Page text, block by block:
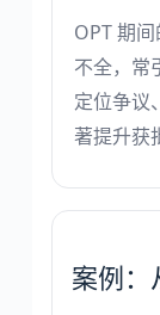
OPT 期
不全，常
定位争议
著提升获
案例：